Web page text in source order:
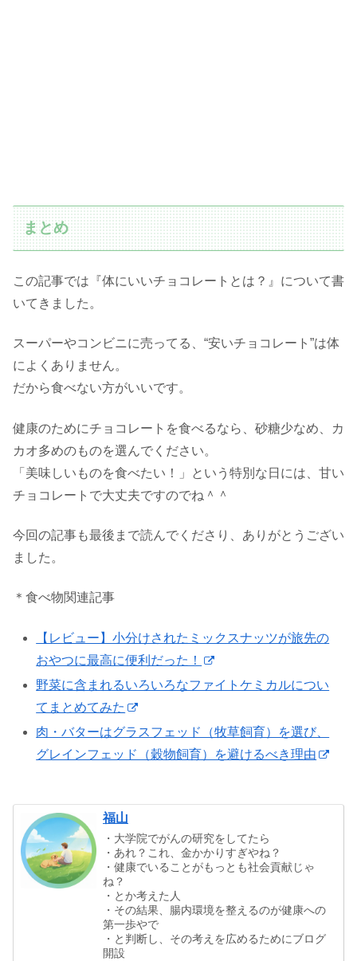
まとめ
この記事では『体にいいチョコレートとは？』について書
いてきました。
スーパーやコンビニに売ってる、“安いチョコレート”は体
によくありません。
だから食べない方がいいです。
健康のためにチョコレートを食べるなら、砂糖少なめ、カ
カオ多めのものを選んでください。
「美味しいものを食べたい！」という特別な日には、甘い
チョコレートで大丈夫ですのでね＾＾
今回の記事も最後まで読んでくださり、ありがとうござい
ました。
＊食べ物関連記事
【レビュー】小分けされたミックスナッツが旅先の
おやつに最高に便利だった！
野菜に含まれるいろいろなファイトケミカルについ
てまとめてみた
肉・バターはグラスフェッド（牧草飼育）を選び、
グレインフェッド（穀物飼育）を避けるべき理由
福山
・大学院でがんの研究をしてたら
・あれ？これ、金かかりすぎやね？
・健康でいることがもっとも社会貢献じゃ
ね？
・とか考えた人
・その結果、腸内環境を整えるのが健康への
第一歩やで
・と判断し、その考えを広めるためにブログ
開設